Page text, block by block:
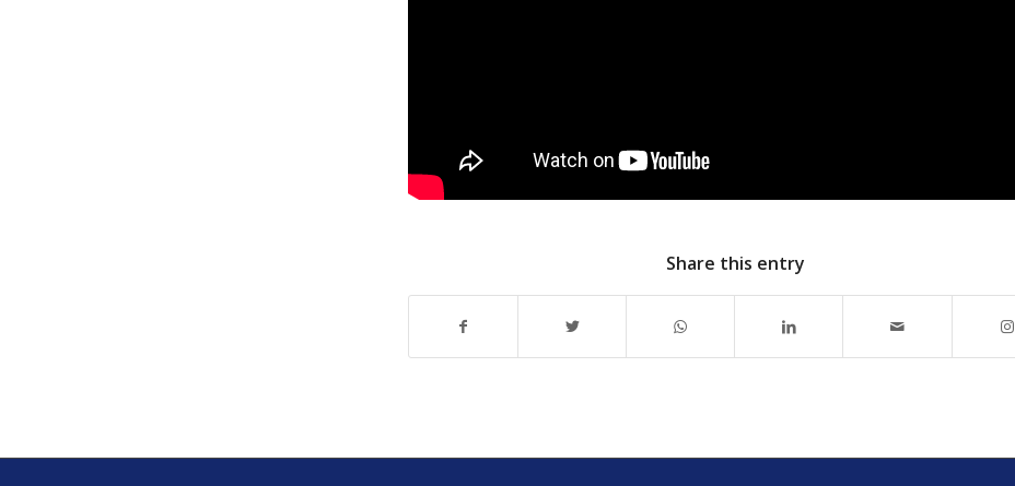
Share this entry